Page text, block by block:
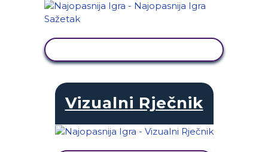
Vizualni Rječnik